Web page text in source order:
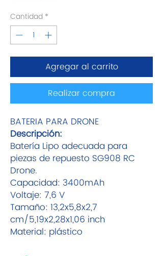
Cantidad *
Agregar al carrito
Realizar compra
BATERIA PARA DRONE
Descripción:
Batería Lipo adecuada para
piezas de repuesto SG908 RC
Drone.
Capacidad: 3400mAh
Voltaje: 7,6 V
Tamaño: 13,2x5,8x2,7
cm/5,19x2,28x1,06 inch
Material: plástico